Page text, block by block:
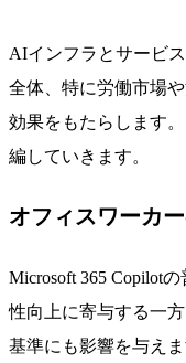
AIインフラとサービ
全体、特に労働市場
効果をもたらします
編していきます。
オフィスワーカ
Microsoft 365 Copilot
性向上に寄与する一
基準にも影響を与え